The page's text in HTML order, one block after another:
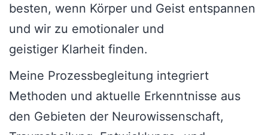
besten, wenn Körper und Geist entspannen
und wir zu emotionaler und
geistiger Klarheit finden.
Meine Prozessbegleitung integriert
Methoden und aktuelle Erkenntnisse aus
den Gebieten der Neurowissenschaft,